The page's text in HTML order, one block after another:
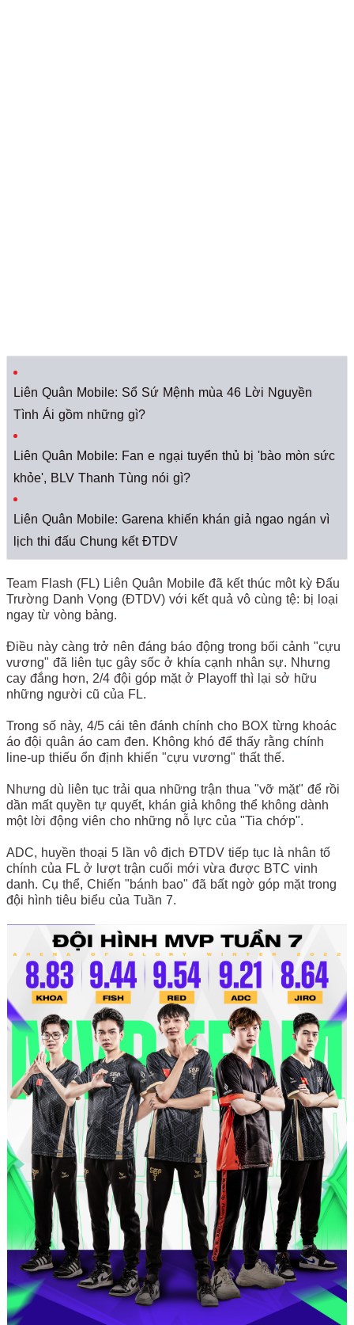
Liên Quân Mobile: Sổ Sứ Mệnh mùa 46 Lời Nguyền
Tình Ái gồm những gì?
Liên Quân Mobile: Fan e ngại tuyển thủ bị 'bào mòn sức
khỏe', BLV Thanh Tùng nói gì?
Liên Quân Mobile: Garena khiến khán giả ngao ngán vì
lịch thi đấu Chung kết ĐTDV
Team Flash (FL) Liên Quân Mobile đã kết thúc môt kỳ Đấu
Trường Danh Vọng (ĐTDV) với kết quả vô cùng tệ: bị loại
ngay từ vòng bảng.
Điều này càng trở nên đáng báo động trong bối cảnh "cựu
vương" đã liên tục gây sốc ở khía cạnh nhân sự. Nhưng
cay đắng hơn, 2/4 đội góp mặt ở Playoff thì lại sở hữu
những người cũ của FL.
Trong số này, 4/5 cái tên đánh chính cho BOX từng khoác
áo đội quân áo cam đen. Không khó để thấy rằng chính
line-up thiếu ổn định khiến "cựu vương" thất thế.
Nhưng dù liên tục trải qua những trận thua "vỡ mặt" để rồi
dần mất quyền tự quyết, khán giả không thể không dành
một lời động viên cho những nỗ lực của "Tia chớp".
ADC, huyền thoại 5 lần vô địch ĐTDV tiếp tục là nhân tố
chính của FL ở lượt trận cuối mới vừa được BTC vinh
danh. Cụ thể, Chiến "bánh bao" đã bất ngờ góp mặt trong
đội hình tiêu biểu của Tuần 7.